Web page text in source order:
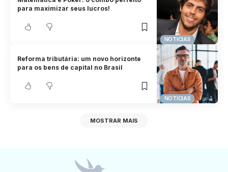
NOTICIAS
para maximizar seus lucros!
NOTICIAS
Reforma tributária: um novo horizonte
para os bens de capital no Brasil
MOSTRAR MAIS